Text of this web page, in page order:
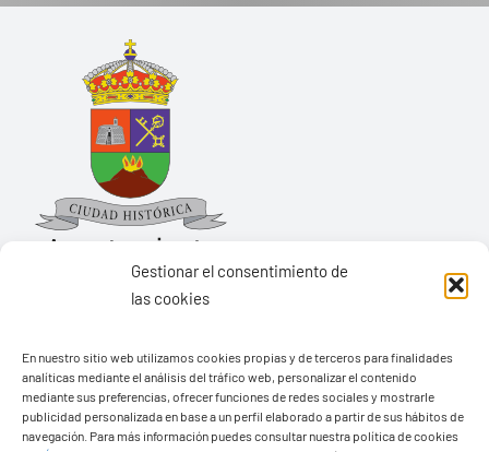
Gestionar el consentimiento de
las cookies
En nuestro sitio web utilizamos cookies propias y de terceros para finalidades
analíticas mediante el análisis del tráfico web, personalizar el contenido
mediante sus preferencias, ofrecer funciones de redes sociales y mostrarle
publicidad personalizada en base a un perfil elaborado a partir de sus hábitos de
navegación. Para más información puedes consultar nuestra política de cookies
Pza. de Los Remedios, 1
35570 – Yaiza
Tel:928 83 62 20